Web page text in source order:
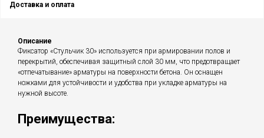
Доставка и оплата
Описание
Фиксатор «Стульчик 30» используется при армировании полов и
перекрытий, обеспечивая защитный слой 30 мм, что предотвращает
«отпечатывание» арматуры на поверхности бетона. Он оснащен
ножками для устойчивости и удобства при укладке арматуры на
нужной высоте.
Преимущества: